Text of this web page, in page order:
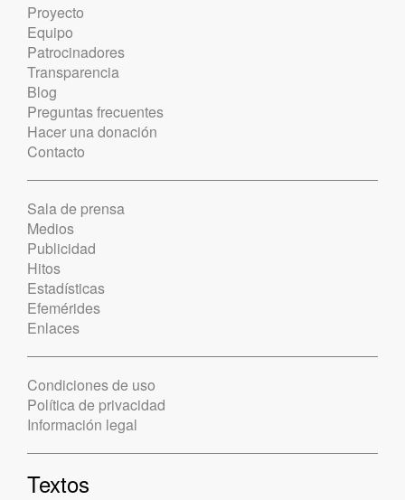
Proyecto
Equipo
Patrocinadores
Transparencia
Blog
Preguntas frecuentes
Hacer una donación
Contacto
Sala de prensa
Medios
Publicidad
Hitos
Estadísticas
Efemérides
Enlaces
Condiciones de uso
Política de privacidad
Información legal
Textos